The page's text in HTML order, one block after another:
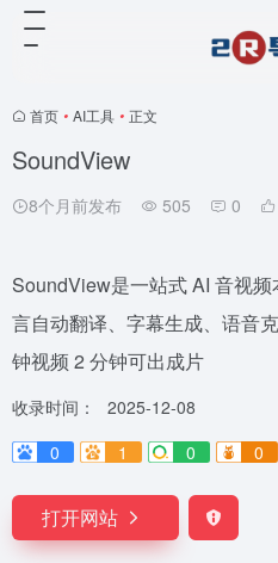
首页 • AI工具 • 正文
SoundView
8个月前发布 505 0
SoundView是一站式 AI 音视
言自动翻译、字幕生成、语音
钟视频 2 分钟可出成片
收录时间：
2025-12-08
0
1 0 0
打开网站